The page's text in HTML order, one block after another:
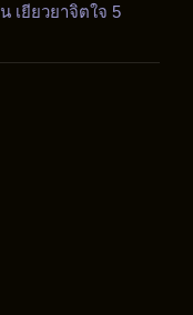
เยียวยาจิตใจ 5